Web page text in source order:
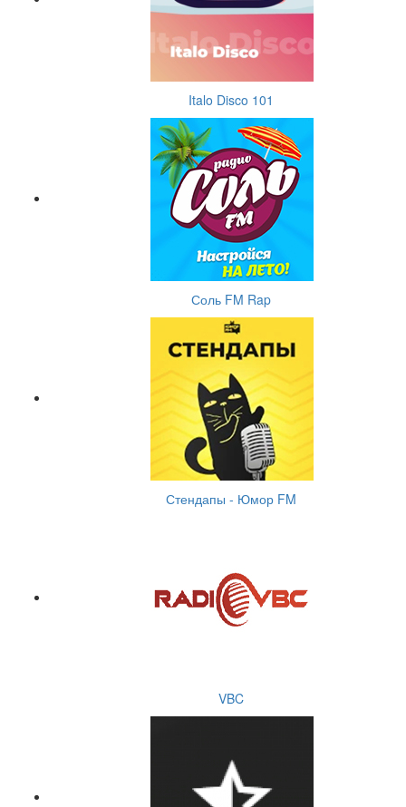
Italo Disco 101
Соль FM Rap
Стендапы - Юмор FM
VBC